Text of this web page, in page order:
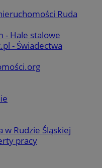
Ruda
- Hale stalowe
- Świadectwa
w Rudzie Śląskiej
pracy